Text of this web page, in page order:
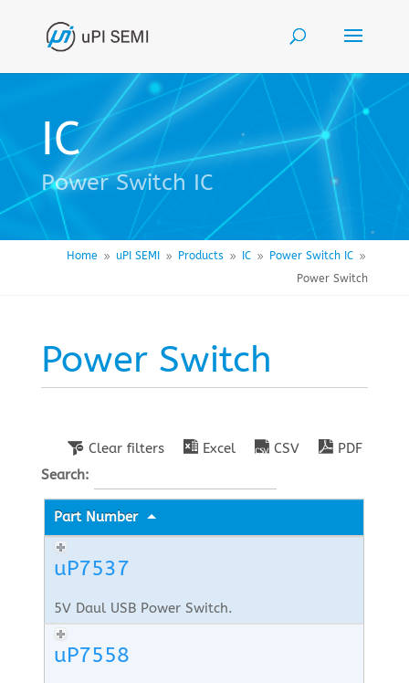
IC
Power Switch IC
Home 9 uPI SEMI 9 Products 9 IC 9 Power Switch IC 9
Power Switch
Power Switch
Clear filters Excel CSV
PDF
Search:
Part Number
uP7537
5V Daul USB Power Switch.
uP7558